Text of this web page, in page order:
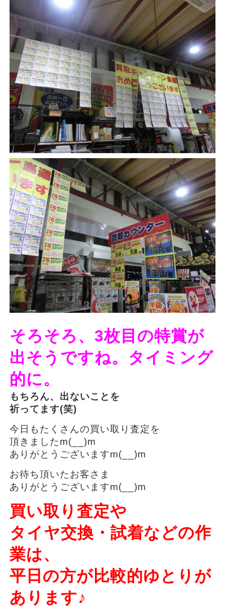
そろそろ、3枚目の特賞が
出そうですね。タイミング
的に。
もちろん、出ないことを
祈ってます(笑)
今日もたくさんの買い取り査定を
頂きましたm(__)m
ありがとうございますm(__)m
お待ち頂いたお客さま
ありがとうございますm(__)m
買い取り査定や
タイヤ交換・試着などの作
業は、
平日の方が比較的ゆとりが
あります♪